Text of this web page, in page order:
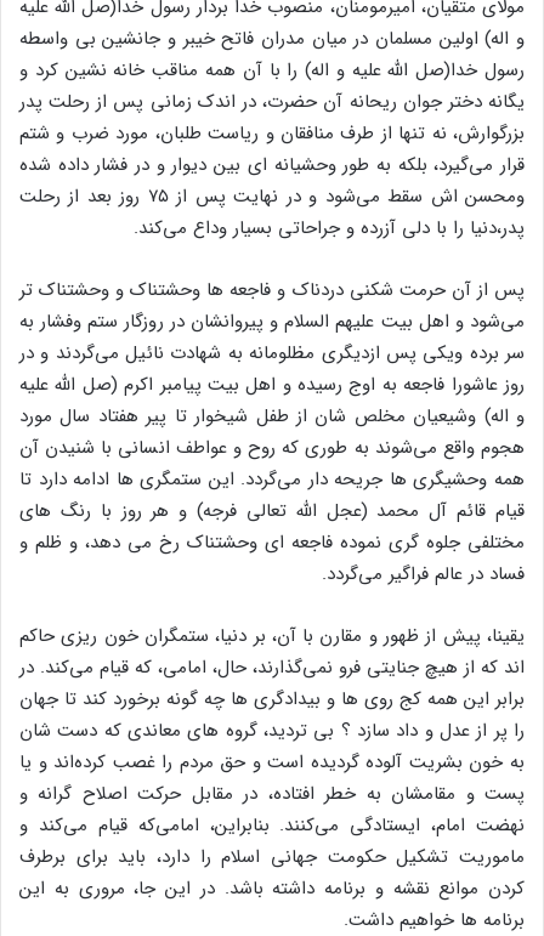
مولای متقیان، امیرمومنان، منصوب خدا بردار رسول خدا(صل الله علیه
و اله) اولین مسلمان در میان مدران فاتح خیبر و جانشین بی واسطه
رسول خدا(صل الله علیه و اله) را با آن همه مناقب خانه نشین کرد و
یگانه دختر جوان ریحانه آن حضرت، در اندک زمانی پس از رحلت پدر
بزرگوارش، نه تنها از طرف منافقان و ریاست طلبان، مورد ضرب و شتم
قرار می‌گیرد، بلکه به طور وحشیانه ای بین دیوار و در فشار داده شده
ومحسن اش سقط می‌شود و در نهایت پس از ۷۵ روز بعد از رحلت
پدر،دنیا را با دلی آزرده و جراحاتی بسیار وداع می‌کند.
پس از آن حرمت شکنی دردناک و فاجعه ها وحشتناک و وحشتناک تر
می‌شود و اهل بیت علیهم السلام و پیروانشان در روزگار ستم وفشار به
سر برده ویکی پس ازدیگری مظلومانه به شهادت نائیل می‌گردند و در
روز عاشورا فاجعه به اوج رسیده و اهل بیت پیامبر اکرم (صل الله علیه
و اله) وشیعیان مخلص شان از طفل شیخوار تا پیر هفتاد سال مورد
هجوم واقع می‌شوند به طوری که روح و عواطف انسانی با شنیدن آن
همه وحشیگری ها جریحه دار می‌گردد. این ستمگری ها ادامه دارد تا
قیام قائم‌ آل محمد (عجل الله تعالی فرجه) و هر روز با رنگ های
مختلفی جلوه گری نموده فاجعه ای وحشتناک رخ می دهد، و ظلم و
فساد در عالم فراگیر می‌گردد.
یقینا، پیش از ظهور و مقارن با آن، بر دنیا، ستمگران خون ریزی حاکم
اند که از هیچ جنایتی فرو نمی‌گذارند، حال، امامی، که قیام می‌کند. در
برابر این همه کج روی ها و بیدادگری ها چه گونه برخورد کند تا جهان
را پر از عدل و داد سازد ؟ بی تردید، گروه های معاندی که دست شان
به خون بشریت آلوده گردیده است و حق مردم را غصب کرده‌اند و یا
پست و مقامشان به خطر افتاده، در مقابل حرکت اصلاح گرانه و
نهضت امام، ایستادگی می‌کنند. بنابراین، امامی‌که قیام می‌کند و
ماموریت تشکیل حکومت جهانی اسلام را دارد، باید برای برطرف
کردن موانع نقشه و برنامه داشته باشد. در این جا، مروری به این
برنامه ها خواهیم داشت.